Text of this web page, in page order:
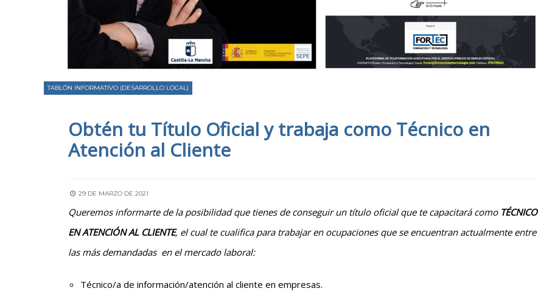
TABLÓN INFORMATIVO (DESARROLLO LOCAL)
Obtén tu Título Oficial y trabaja como Técnico en
Atención al Cliente
29 DE MARZO DE 2021
Queremos informarte de la posibilidad que tienes de conseguir un título oficial que te capacitará como TÉCNICO
EN ATENCIÓN AL CLIENTE, el cual te cualifica para trabajar en ocupaciones que se encuentran actualmente entre
las más demandadas en el mercado laboral:
Técnico/a de información/atención al cliente en empresas.